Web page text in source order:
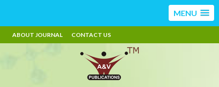
MENU
ABOUT JOURNAL CONTACT US